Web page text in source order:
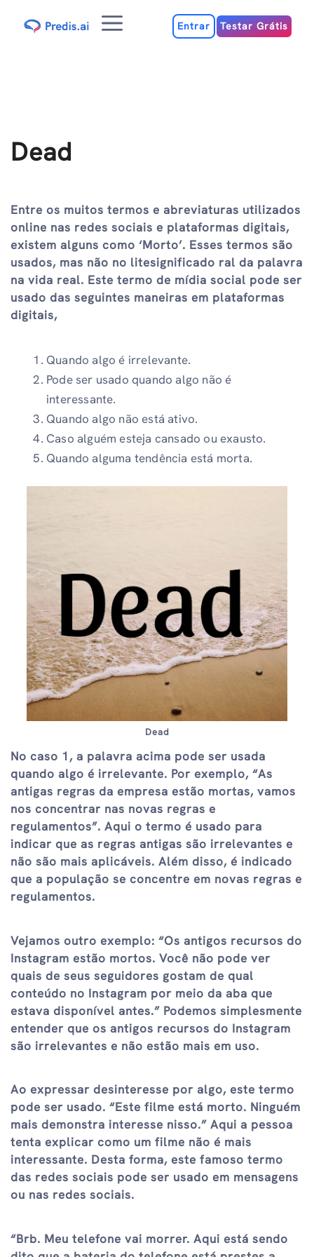
para
MenuEntrar Testar Grátis
Dead
Entre os muitos termos e abreviaturas utilizados
online nas redes sociais e plataformas digitais,
existem alguns como ‘Morto’. Esses termos são
usados, mas não no litesignificado ral da palavra
na vida real. Este termo de mídia social pode ser
usado das seguintes maneiras em plataformas
digitais,
Quando algo é irrelevante.
Pode ser usado quando algo não é
interessante.
Quando algo não está ativo.
Caso alguém esteja cansado ou exausto.
Quando alguma tendência está morta.
Dead
No caso 1, a palavra acima pode ser usada
quando algo é irrelevante. Por exemplo, “As
antigas regras da empresa estão mortas, vamos
nos concentrar nas novas regras e
regulamentos”. Aqui o termo é usado para
indicar que as regras antigas são irrelevantes e
não são mais aplicáveis. Além disso, é indicado
que a população se concentre em novas regras e
regulamentos.
Vejamos outro exemplo: “Os antigos recursos do
Instagram estão mortos. Você não pode ver
quais de seus seguidores gostam de qual
conteúdo no Instagram por meio da aba que
estava disponível antes.” Podemos simplesmente
entender que os antigos recursos do Instagram
são irrelevantes e não estão mais em uso.
Ao expressar desinteresse por algo, este termo
pode ser usado. “Este filme está morto. Ninguém
mais demonstra interesse nisso.” Aqui a pessoa
tenta explicar como um filme não é mais
interessante. Desta forma, este famoso termo
das redes sociais pode ser usado em mensagens
ou nas redes sociais.
“Brb. Meu telefone vai morrer. Aqui está sendo